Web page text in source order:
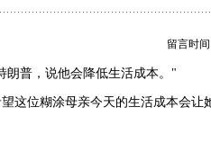
留言时间
朗普，说他会降低生活成本。"
这位糊涂母亲今天的生活成本会让